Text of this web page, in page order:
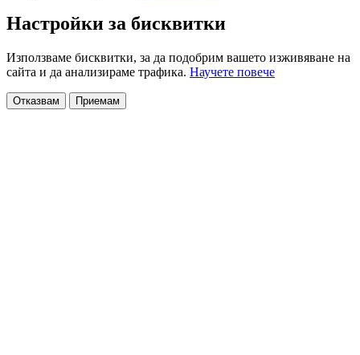
Настройки за бисквитки
Използваме бисквитки, за да подобрим вашето изживяване на
сайта и да анализираме трафика. Научете повече
Отказвам Приемам